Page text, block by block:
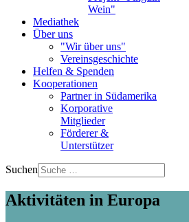
Wein"
Mediathek
Über uns
"Wir über uns"
Vereinsgeschichte
Helfen & Spenden
Kooperationen
Partner in Südamerika
Korporative
Mitglieder
Förderer &
Unterstützer
Suchen
Aktivitäten in Europa